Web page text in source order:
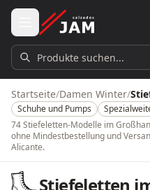
Zum Hauptinhalt springen
Produkte suchen...
Startseite/Damen Winter/
Schuhe und Pumps
74 Stiefeletten-Modelle im
ohne Mindestbestellung und
Alicante.
Stiefeletten